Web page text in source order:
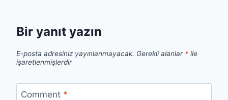
Bir yanıt yazın
E-posta adresiniz yayınlanmayacak. Gerekli alanlar * ile
işaretlenmişlerdir
Comment *